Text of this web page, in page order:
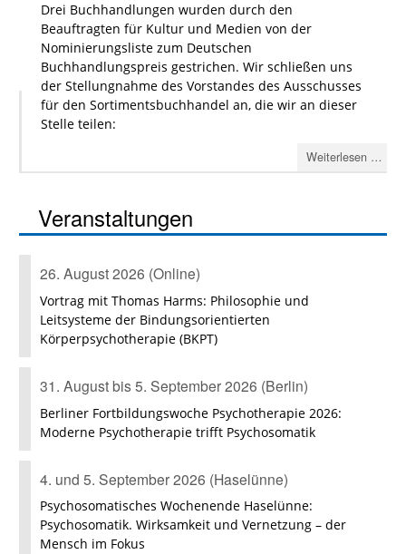
Drei Buchhandlungen wurden durch den
Beauftragten für Kultur und Medien von der
Nominierungsliste zum Deutschen
Buchhandlungspreis gestrichen. Wir schließen uns
der Stellungnahme des Vorstandes des Ausschusses
für den Sortimentsbuchhandel an, die wir an dieser
Stelle teilen:
Weiterlesen …
Veranstaltungen
26. August 2026 (Online)
Vortrag mit Thomas Harms: Philosophie und
Leitsysteme der Bindungsorientierten
Körperpsychotherapie (BKPT)
31. August bis 5. September 2026 (Berlin)
Berliner Fortbildungswoche Psychotherapie 2026:
Moderne Psychotherapie trifft Psychosomatik
4. und 5. September 2026 (Haselünne)
Psychosomatisches Wochenende Haselünne:
Psychosomatik. Wirksamkeit und Vernetzung – der
Mensch im Fokus